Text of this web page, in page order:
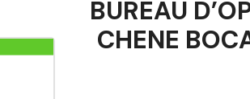
BUREAU
CHENE